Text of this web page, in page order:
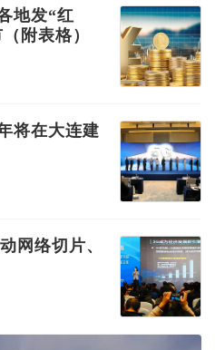
地发“红
附表格）
将在大连建
网络切片、